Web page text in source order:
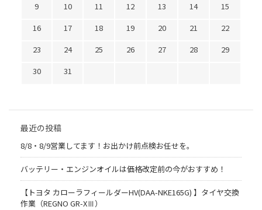
9
10 11 12 13 14
15
16
17 18 19 20 21
22
23
24 25 26 27 28
29
30
31
最近の投稿
8/8・8/9営業してます！お出かけ前点検お任せを。
バッテリー・エンジンオイルは価格改定前の今がおすすめ！
【トヨタ カローラフィールダーHV(DAA-NKE165G) 】タイヤ交換
作業（REGNO GR-XⅢ）